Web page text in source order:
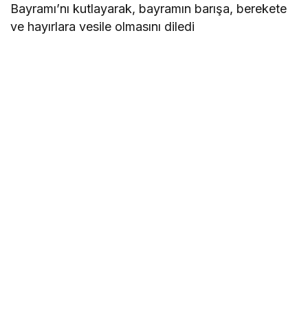
Bayramı’nı kutlayarak, bayramın barışa, berekete
ve hayırlara vesile olmasını diledi